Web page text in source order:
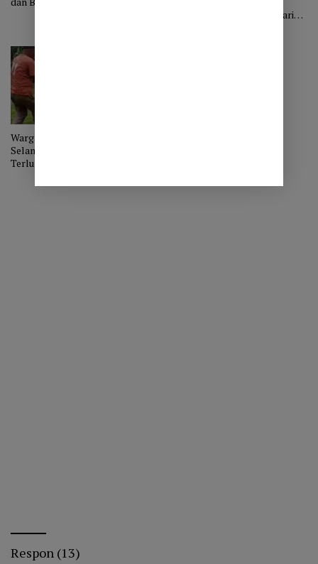
Kepulangan Reje Bimtek dari
Warga Aceh Tengah
Selamatkan Seekor Anak Gajah
Terluka
Respon (13)